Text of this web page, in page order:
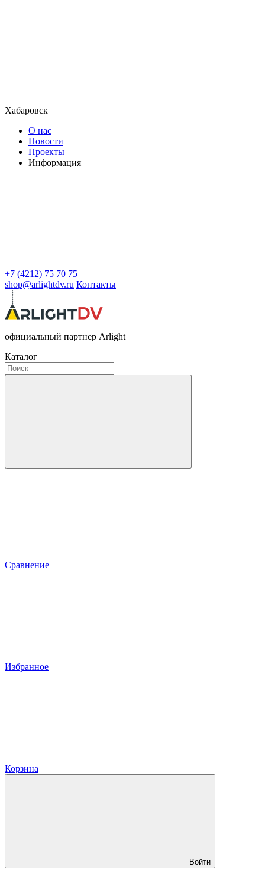
Хабаровск
О нас
Новости
Проекты
Информация
+7 (4212) 75 70 75
shop@arlightdv.ru Контакты
официальный партнер Arlight
Каталог
Сравнение
Избранное
Корзина
Войти